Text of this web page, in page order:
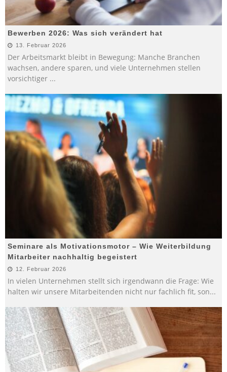
Bewerben 2026: Was sich verändert hat
13. Februar 2026
Der Arbeitsmarkt bleibt in Bewegung: Manche Branchen
wachsen, andere sparen, und viele Unternehmen stellen
vorsichtiger ...
Seminare als Motivationsmotor – Wie Weiterbildung
Mitarbeiter nachhaltig begeistert
12. Februar 2026
In vielen Unternehmen stellt sich irgendwann die Frage: Wie
halten wir unsere Mitarbeitenden nicht nur fachlich fit, son...